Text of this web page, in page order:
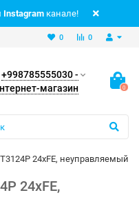
Instagram канале!
0
0
+998785555030 -
магазин
0
24xFE, неуправляемый
24xFE,